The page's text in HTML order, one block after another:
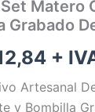
Matero
Grabado
+
Artesanal
y Bombilla